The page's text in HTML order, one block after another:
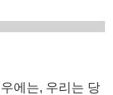
에는, 우리는 당